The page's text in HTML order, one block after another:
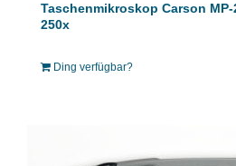
Taschenmikroskop Carson
250x
Ding verfügbar?